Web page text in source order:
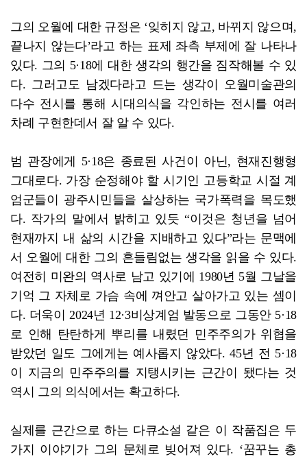
그의 오월에 대한 규정은 ‘잊히지 않고, 바뀌지 않으며,
끝나지 않는다’라고 하는 표제 좌측 부제에 잘 나타나
있다. 그의 5·18에 대한 생각의 행간을 짐작해볼 수 있
다. 그러고도 남겠다라고 드는 생각이 오월미술관의
다수 전시를 통해 시대의식을 각인하는 전시를 여러
차례 구현한데서 잘 알 수 있다.
범 관장에게 5·18은 종료된 사건이 아닌, 현재진행형
그대로다. 가장 순정해야 할 시기인 고등학교 시절 계
엄군들이 광주시민들을 살상하는 국가폭력을 목도했
다. 작가의 말에서 밝히고 있듯 “이것은 청년을 넘어
현재까지 내 삶의 시간을 지배하고 있다”라는 문맥에
서 오월에 대한 그의 흔들림없는 생각을 읽을 수 있다.
여전히 미완의 역사로 남고 있기에 1980년 5월 그날을
기억 그 자체로 가슴 속에 껴안고 살아가고 있는 셈이
다. 더욱이 2024년 12·3비상계엄 발동으로 그동안 5·18
로 인해 탄탄하게 뿌리를 내렸던 민주주의가 위협을
받았던 일도 그에게는 예사롭지 않았다. 45년 전 5·18
이 지금의 민주주의를 지탱시키는 근간이 됐다는 것
역시 그의 의식에서는 확고하다.
실제를 근간으로 하는 다큐소설 같은 이 작품집은 두
가지 이야기가 그의 문체로 빚어져 있다. ‘꿈꾸는 총